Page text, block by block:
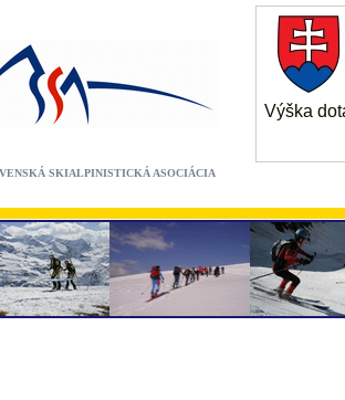
Výška
SKIALPINISTICKÁ ASOCIÁCIA